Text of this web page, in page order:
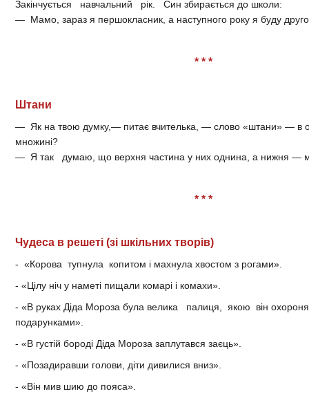
Закінчується навчальний рік. Син збирається до школи:
— Мамо, зараз я першокласник, а наступного року я буду
* * *
Штани
— Як на твою думку,— питає вчителька, — слово «штани» — в
множині?
— Я так думаю, що верхня частина у них однина, а нижня —
* * *
Чудеса в решеті (зі шкільних творів)
- «Корова тупнула копитом і махнула хвостом з рогами».
- «Цілу ніч у наметі пищали комарі і комахи».
- «В руках Діда Мороза була велика палиця, якою він
подарунками».
- «В густій бороді Діда Мороза заплутався заєць».
- «Позадиравши голови, діти дивилися вниз».
- «Він мив шию до пояса».